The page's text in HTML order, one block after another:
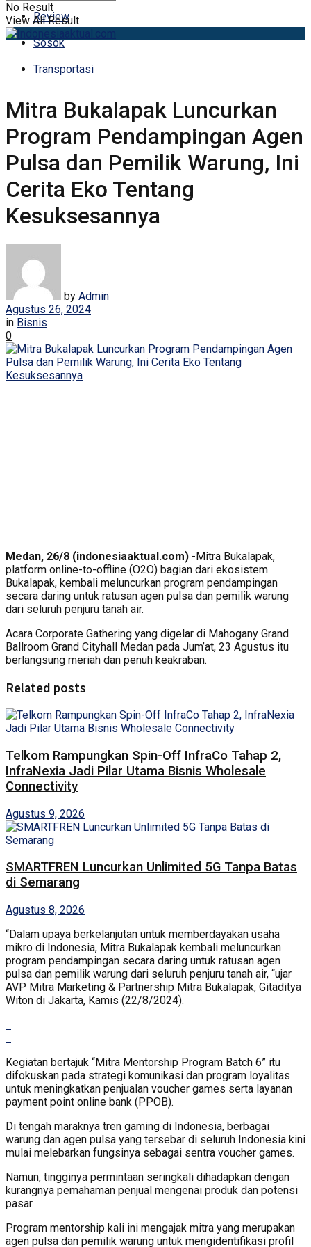
Review
Sosok
Transportasi
No Result
View All Result
Mitra Bukalapak Luncurkan
Program Pendampingan Agen
Pulsa dan Pemilik Warung, Ini
Cerita Eko Tentang
Kesuksesannya
by Admin
Agustus 26, 2024
in Bisnis
0
Medan, 26/8 (indonesiaaktual.com) -Mitra Bukalapak,
platform online-to-offline (O2O) bagian dari ekosistem
Bukalapak, kembali meluncurkan program pendampingan
secara daring untuk ratusan agen pulsa dan pemilik warung
dari seluruh penjuru tanah air.
Acara Corporate Gathering yang digelar di Mahogany Grand
Ballroom Grand Cityhall Medan pada Jum’at, 23 Agustus itu
berlangsung meriah dan penuh keakraban.
Related posts
Telkom Rampungkan Spin-Off InfraCo Tahap 2,
InfraNexia Jadi Pilar Utama Bisnis Wholesale
Connectivity
Agustus 9, 2026
SMARTFREN Luncurkan Unlimited 5G Tanpa Batas
di Semarang
Agustus 8, 2026
“Dalam upaya berkelanjutan untuk memberdayakan usaha
mikro di Indonesia, Mitra Bukalapak kembali meluncurkan
program pendampingan secara daring untuk ratusan agen
pulsa dan pemilik warung dari seluruh penjuru tanah air, “ujar
AVP Mitra Marketing & Partnership Mitra Bukalapak, Gitaditya
Witon di Jakarta, Kamis (22/8/2024).
Kegiatan bertajuk “Mitra Mentorship Program Batch 6” itu
difokuskan pada strategi komunikasi dan program loyalitas
untuk meningkatkan penjualan voucher games serta layanan
payment point online bank (PPOB).
Di tengah maraknya tren gaming di Indonesia, berbagai
warung dan agen pulsa yang tersebar di seluruh Indonesia kini
mulai melebarkan fungsinya sebagai sentra voucher games.
Namun, tingginya permintaan seringkali dihadapkan dengan
kurangnya pemahaman penjual mengenai produk dan potensi
pasar.
Program mentorship kali ini mengajak mitra yang merupakan
agen pulsa dan pemilik warung untuk mengidentifikasi profil